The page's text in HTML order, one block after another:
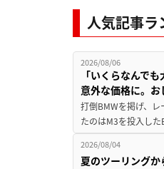
人気記事ラ
2026/08/06
「いくらなんで
意外な価格に。
打倒BMWを掲げ、
たのはM3を投入し
2026/08/04
夏のツーリング